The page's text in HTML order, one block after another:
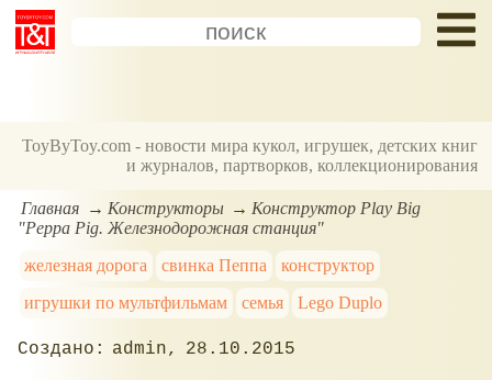
ToyByToy.com - новости мира кукол, игрушек, детских книг
и журналов, партворков, коллекционирования
Главная Конструкторы
Конструктор Play Big
"Peppa Pig. Железнодорожная станция"
железная дорога
свинка Пеппа
конструктор
игрушки по мультфильмам
семья Lego Duplo
admin 28.10.2015